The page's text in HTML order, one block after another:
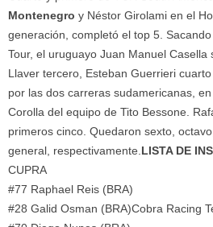
Montenegro y Néstor Girolami en el
generación, completó el top 5.
Tour, el uruguayo Juan Manuel
Llaver tercero, Esteban Guerrieri
por las dos carreras sudamericanas,
Corolla del equipo de Tito Bessone.
primeros cinco. Quedaron sexto,
general, respectivamente. LISTA DE
CUPRA
#77 Raphael Reis (BRA)
#28 Galid Osman (BRA)Cobra Racing